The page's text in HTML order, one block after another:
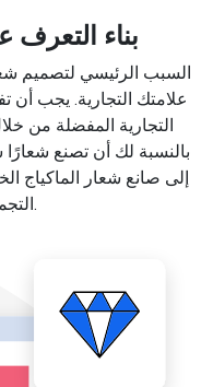
بناء التعرف
السبب الرئيسي لتصميم
علامتك التجارية. يجب أن
التجارية المفضلة من
بالنسبة لك أن تصنع
إلى صانع شعار الماكياج
التجميل الخاصة بك.